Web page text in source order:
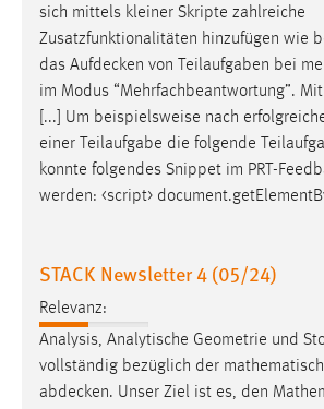
sich mittels kleiner Skripte zahlreiche
Zusatzfunktionalitäten hinzufügen wie
das Aufdecken von Teilaufgaben bei
im Modus “Mehrfachbeantwortung”.
[...] Um beispielsweise nach
einer Teilaufgabe die folgende
konnte folgendes Snippet im PRT-
werden: <­script>
STACK Newsletter 4 (05/24)
Relevanz:
Analysis, Analytische Geometrie und
vollständig bezüglich der
abdecken. Unser Ziel ist es, den
Sprachpräferenz
Name:
site-language-preference
Zweck:
Das Cookie speichert die gewählte
Chat
Name:
MibewSessionID, MIBEW_UserID,
chat-frame-style-5e9dbeb1811c0446